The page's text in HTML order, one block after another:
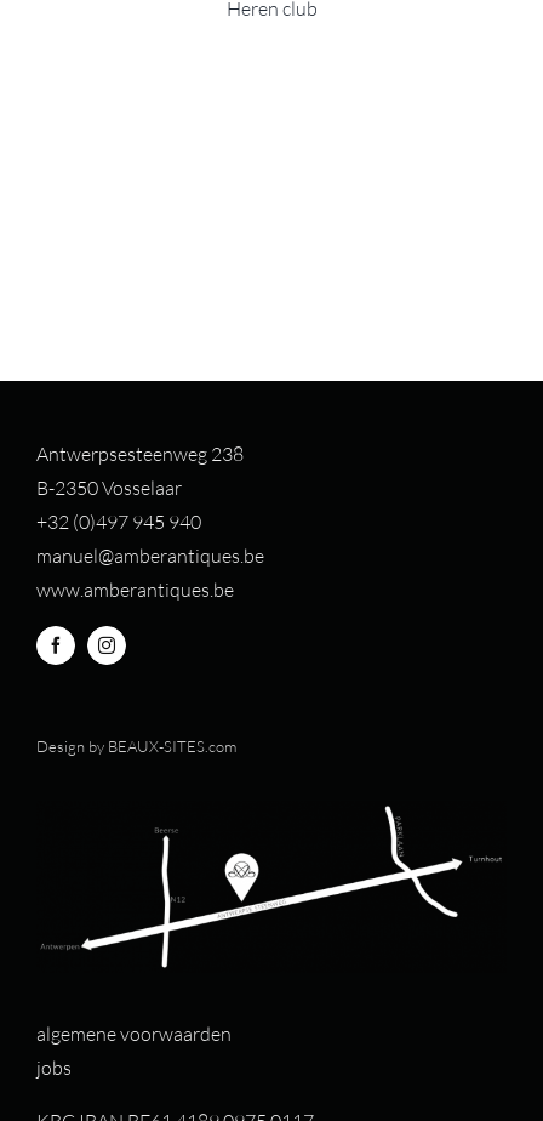
Heren club
Antwerpsesteenweg 238
B-2350 Vosselaar
+32 (0)497 945 940
manuel@amberantiques.be
www.amberantiques.be
Design by BEAUX-SITES.com
algemene voorwaarden
jobs